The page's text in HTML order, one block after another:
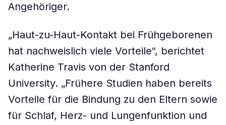
Angehöriger.
„Haut-zu-Haut-Kontakt bei Frühgeborenen
hat nachweislich viele Vorteile“, berichtet
Katherine Travis von der Stanford
University. „Frühere Studien haben bereits
Vorteile für die Bindung zu den Eltern sowie
für Schlaf, Herz- und Lungenfunktion und